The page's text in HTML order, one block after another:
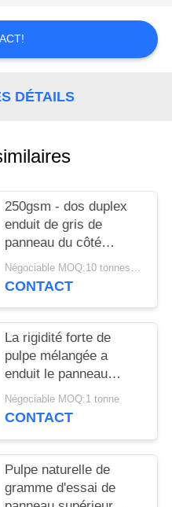
DÉTAILS
250gsm - dos duplex
enduit de gris de
panneau du côté
400gsm un pour les
boîtes de empaquetage
Négociable MOQ:10 tonnes pour la taille spéciale et 1 tonnes pour la taille standard
CONTACT
La rigidité forte de
pulpe mélangée a
enduit le panneau
duplex 300gsm pour
des cartons de pliage
Négociable MOQ:1 tonne
CONTACT
Pulpe naturelle de
gramme d'essai de